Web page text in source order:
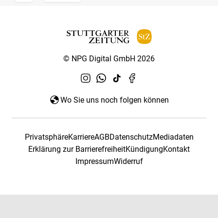
© NPG Digital GmbH 2026
Wo Sie uns noch folgen können
PrivatsphäreKarriereAGBDatenschutzMediadaten
Erklärung zur BarrierefreiheitKündigungKontakt
ImpressumWiderruf